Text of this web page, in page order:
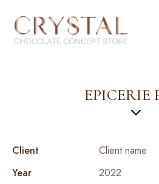
EPICERIE
Client
Client name
Year
2022